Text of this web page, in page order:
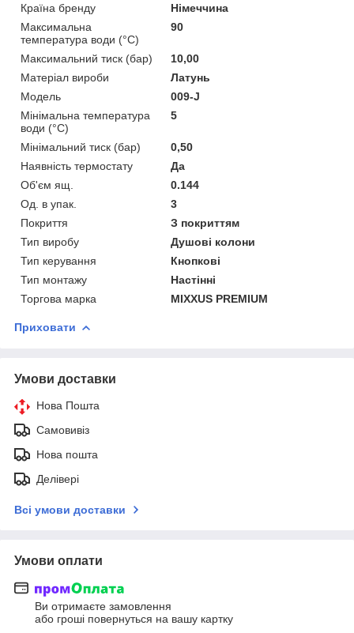
Країна бренду
Німеччина
Максимальна
температура води (°C)
90
Максимальний тиск (бар)
10,00
Матеріал вироби
Латунь
Мoдель
009-J
Мінімальна температура
води (°C)
5
Мінімальний тиск (бар)
0,50
Наявність термостату
Да
Об'єм ящ.
0.144
Од. в упак.
3
Покриття
З покриттям
Тип виробу
Душові колони
Тип керування
Кнопкові
Тип монтажу
Настінні
Торгова марка
MIXXUS PREMIUM
Приховати
Умови доставки
Нова Пошта
Самовивіз
Нова пошта
Делівері
Всі умови доставки
Умови оплати
Ви отримаєте замовлення
або гроші повернуться на вашу картку